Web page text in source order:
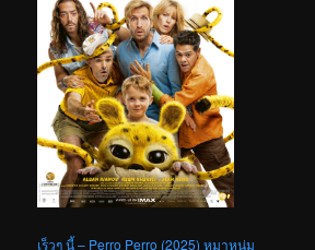
เร็วๆ นี้ – Perro Perro (2025) หมาหนุ่ม